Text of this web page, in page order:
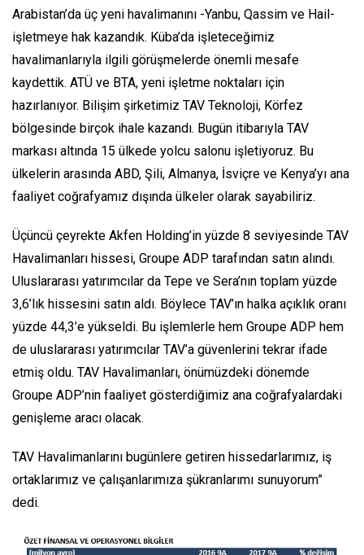
Arabistan’da üç yeni havalimanını -Yanbu, Qassim ve Hail-
işletmeye hak kazandık. Küba’da işleteceğimiz
havalimanlarıyla ilgili görüşmelerde önemli mesafe
kaydettik. ATÜ ve BTA, yeni işletme noktaları için
hazırlanıyor. Bilişim şirketimiz TAV Teknoloji, Körfez
bölgesinde birçok ihale kazandı. Bugün itibarıyla TAV
markası altında 15 ülkede yolcu salonu işletiyoruz. Bu
ülkelerin arasında ABD, Şili, Almanya, İsviçre ve Kenya’yı ana
faaliyet coğrafyamız dışında ülkeler olarak sayabiliriz.
Üçüncü çeyrekte Akfen Holding’in yüzde 8 seviyesinde TAV
Havalimanları hissesi, Groupe ADP tarafından satın alındı.
Uluslararası yatırımcılar da Tepe ve Sera’nın toplam yüzde
3,6’lık hissesini satın aldı. Böylece TAV’ın halka açıklık oranı
yüzde 44,3’e yükseldi. Bu işlemlerle hem Groupe ADP hem
de uluslararası yatırımcılar TAV’a güvenlerini tekrar ifade
etmiş oldu. TAV Havalimanları, önümüzdeki dönemde
Groupe ADP’nin faaliyet gösterdiğimiz ana coğrafyalardaki
genişleme aracı olacak.
TAV Havalimanlarını bugünlere getiren hissedarlarımız, iş
ortaklarımız ve çalışanlarımıza şükranlarımı sunuyorum”
dedi.